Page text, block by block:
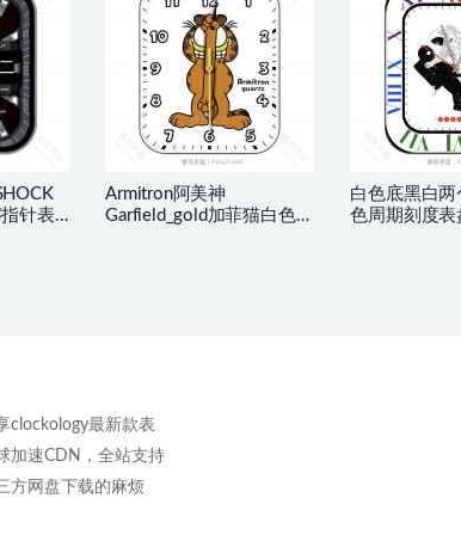
针表
Armitron阿美神
Garfield_gold加菲猫白色表
白色底黑白
clockology最新款表
加速CDN，全站支持
方网盘下载的麻烦